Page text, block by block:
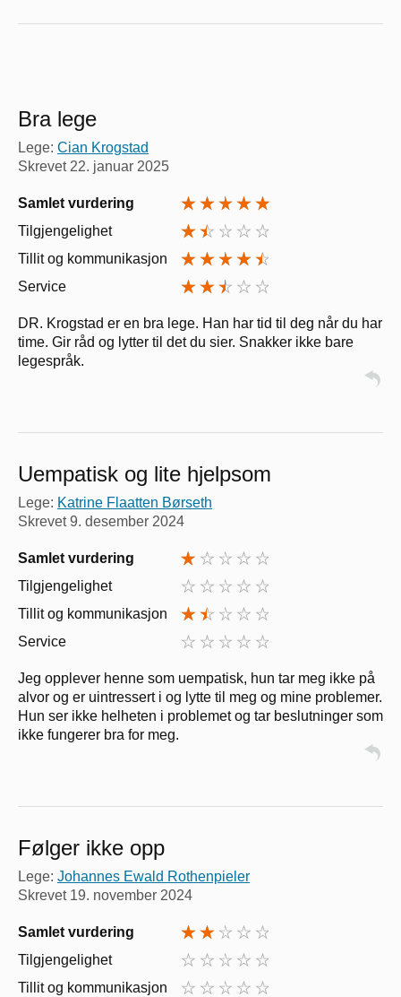
Bra lege
Lege: Cian Krogstad
Skrevet22. januar 2025
Samlet vurdering
Tilgjengelighet
Tillit og kommunikasjon
Service
DR. Krogstad er en bra lege. Han har tid til deg når du har
time. Gir råd og lytter til det du sier. Snakker ikke bare
legespråk.
Uempatisk og lite hjelpsom
Lege: Katrine Flaatten Børseth
Skrevet9. desember 2024
Samlet vurdering
Tilgjengelighet
Tillit og kommunikasjon
Service
Jeg opplever henne som uempatisk, hun tar meg ikke på
alvor og er uintressert i og lytte til meg og mine problemer.
Hun ser ikke helheten i problemet og tar beslutninger som
ikke fungerer bra for meg.
Følger ikke opp
Lege: Johannes Ewald Rothenpieler
Skrevet 19. november 2024
Samlet vurdering
Tilgjengelighet
Tillit og kommunikasjon